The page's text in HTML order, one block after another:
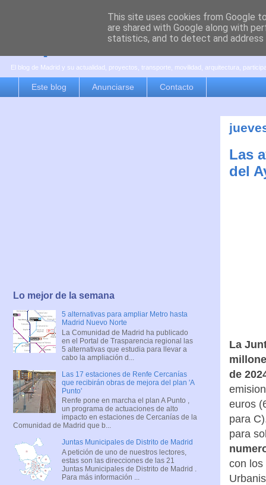
es por madrid
El blog de Madrid y su actualidad, proyectos, transporte, movilidad, arquitectura,
Este blog Anunciarse Contacto
Las
del
La
de
euros
para
para
con los
Lo mejor de la semana
5 alternativas para ampliar Metro hasta
Madrid Nuevo Norte
La Comunidad de Madrid ha publicado
en el Portal de Trasparencia regional las
5 alternativas que estudia para llevar a
cabo la ampliación d...
Las 17 estaciones de Renfe Cercanías
que recibirán obras de mejora del plan 'A
Punto'
Renfe pone en marcha el plan A Punto ,
un programa de actuaciones de alto
impacto en estaciones de Cercanías de la
Comunidad de Madrid que b...
Juntas Municipales de Distrito de Madrid
A petición de uno de nuestros lectores,
estas son las direcciones de las 21
Juntas Municipales de Distrito de Madrid .
Para más información ...
This site uses cookies from Google
are shared with Google along with
statistics, and to detect and address